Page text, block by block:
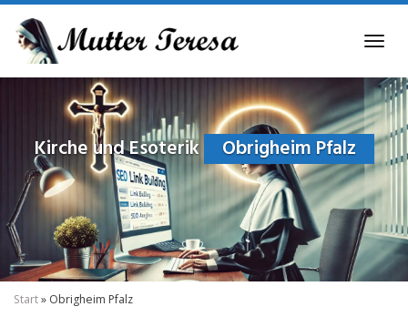
Skip
main
Kirche und Esoterik Obrigheim Pfalz
Start» Obrigheim Pfalz